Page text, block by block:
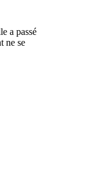
a passé
ne se